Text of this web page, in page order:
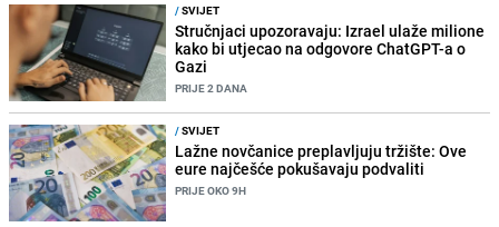
/SVIJET
Stručnjaci upozoravaju: Izrael ulaže milione
kako bi utjecao na odgovore ChatGPT-a o
Gazi
PRIJE 2 DANA
/SVIJET
Lažne novčanice preplavljuju tržište: Ove
eure najčešće pokušavaju podvaliti
PRIJE OKO 9H